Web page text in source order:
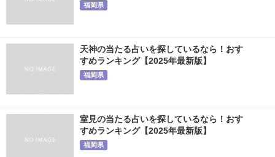
福岡県
天神の当たる占いを探しているなら！おす
すめランキング【2025年最新版】
福岡県
室見の当たる占いを探しているなら！おす
すめランキング【2025年最新版】
福岡県